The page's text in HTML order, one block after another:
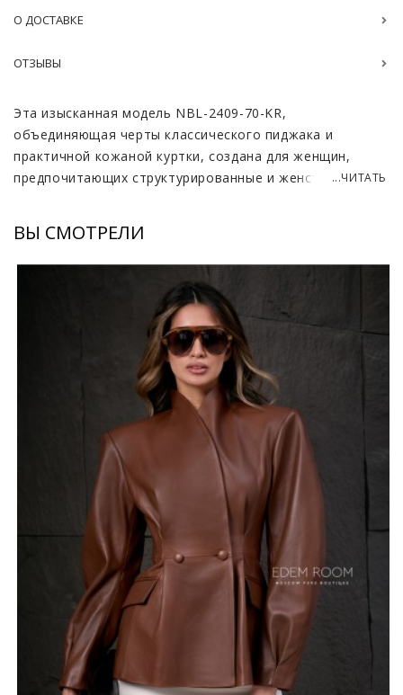
О ДОСТАВКЕ
ОТЗЫВЫ
Эта изысканная модель NBL-2409-70-KR,
объединяющая черты классического пиджака и
практичной кожаной куртки, создана для женщин,
предпочитающих структурированные и женственные
мягкостью, обеспечивая идеальную посадку по фигуре
и высокий уровень тактильного комфорта.
Акцентированные расширенные плечи в сочетании с
приталенным кроем создают эффектный контраст,
выигрышно подчеркивая талию и формируя
современный, уверенный образ. Благодаря
удлиненному фасону куртка выглядит элегантно и
статусно, становясь прекрасным дополнением как к
строгому офисному дресс-коду, так и к изысканным
нарядам для вечернего выхода.
Представленная в глубоком черном и насыщенном
коричневом цветах, модель легко адаптируется под
разные стилевые решения и палитры гардероба.
Турецкое производство гарантирует исключительное
качество выделки кожи и долговечность фурнитуры,
что позволяет изделию сохранять безупречный вид
при регулярной носке. Натуральный материал
обладает природными защитными свойствами,
укрывая от ветра и поддерживая комфортную
температуру тела. Тщательно выверенные лекала
обеспечивают свободу движений, несмотря на
...ЧИТАТЬ
ВЫ СМОТРЕЛИ